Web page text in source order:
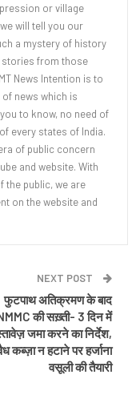
or village
will tell you our
a mystery of history
stories from those
News Intention is to
news which is
to know, no need of
every states of India.
of public concern
and website. With
the public, we are
on the website and
NEXT POST
फुटपाथ अतिक्रमण के बाद
की सख़्ती- 3 दिन में
जमा करने का निर्देश,
कब्ज़ा न हटाने पर हर्जाना
वसूली की तैयारी